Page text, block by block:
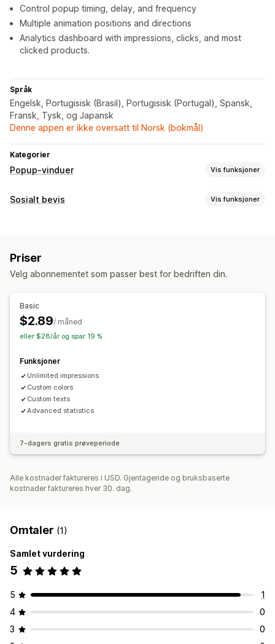
Control popup timing, delay, and frequency
Multiple animation positions and directions
Analytics dashboard with impressions, clicks, and most
clicked products.
Språk
Engelsk, Portugisisk (Brasil), Portugisisk (Portugal), Spansk,
Fransk, Tysk, og Japansk
Denne appen er ikke oversatt til Norsk (bokmål)
Kategorier
Popup-vinduer Vis funksjoner
Popup-typer
Maler
Sosialt bevis Vis funksjoner
Analyse
Engasjementssporing
Priser
Velg abonnementet som passer best for bedriften din.
Basic
$2.89/ måned
eller $28/år og spar 19 %
Funksjoner
Unlimited impressions
Custom colors
Custom texts
Advanced statistics
7-dagers gratis prøveperiode
Alle kostnader faktureres i USD. Gjentagende og bruksbaserte
kostnader faktureres hver 30. dag.
Omtaler (1)
Samlet vurdering
5
5
1
4
0
3
0